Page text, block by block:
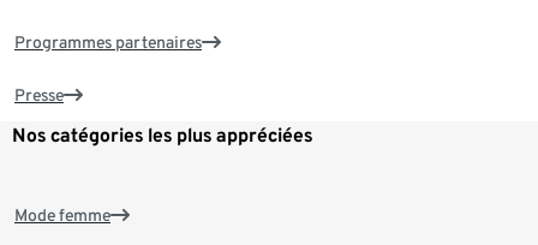
Programmes partenaires
Presse
Nos catégories les plus appréciées
Mode femme